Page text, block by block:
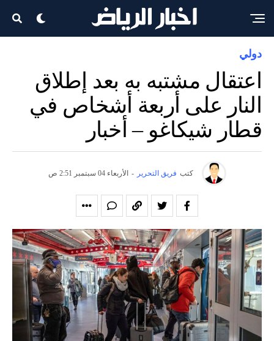
دولي
اعتقال مشتبه به بعد إطلاق
النار على أربعة أشخاص في
قطار شيكاغو – أخبار
كتب فريق التحرير - الأربعاء 04 سبتمبر 2:51 ص